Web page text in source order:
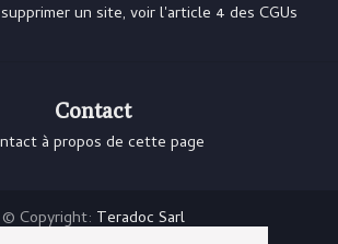
un site, voir l'article 4 des CGUs
Contact
à propos de cette page
© Copyright: Teradoc Sarl